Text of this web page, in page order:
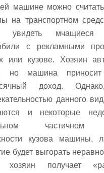
машине можно
на транспортном
увидеть мчащиеся
с рекламными
или кузове. Хозяин
но машина приносит
доход.
данного
и некоторые
частичном
кузова машины,
будет выгорать
хозяин получает